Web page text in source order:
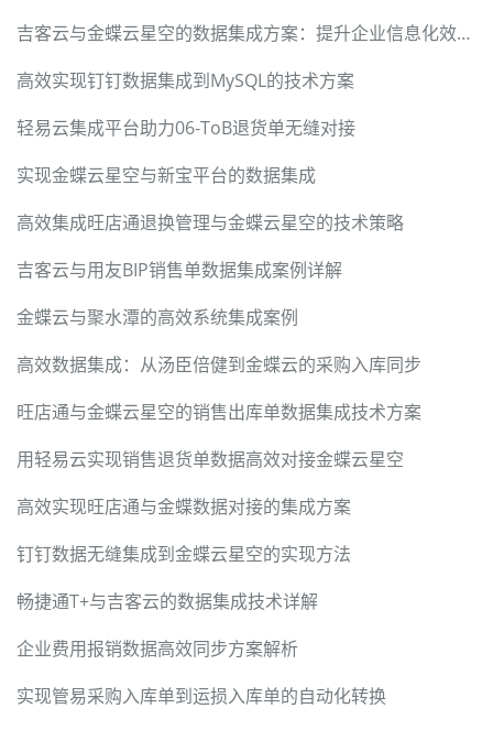
吉客云与金蝶云星空的数据集成方案：提升企业信息化效率的JY-BDS其他出库单实施案例
高效实现钉钉数据集成到MySQL的技术方案
轻易云集成平台助力06-ToB退货单无缝对接
实现金蝶云星空与新宝平台的数据集成
高效集成旺店通退换管理与金蝶云星空的技术策略
吉客云与用友BIP销售单数据集成案例详解
金蝶云与聚水潭的高效系统集成案例
高效数据集成：从汤臣倍健到金蝶云的采购入库同步
旺店通与金蝶云星空的销售出库单数据集成技术方案
用轻易云实现销售退货单数据高效对接金蝶云星空
高效实现旺店通与金蝶数据对接的集成方案
钉钉数据无缝集成到金蝶云星空的实现方法
畅捷通T+与吉客云的数据集成技术详解
企业费用报销数据高效同步方案解析
实现管易采购入库单到运损入库单的自动化转换